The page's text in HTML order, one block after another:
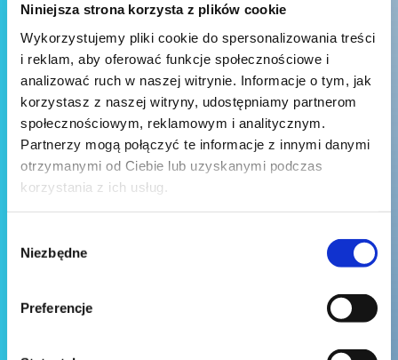
Niniejsza strona korzysta z plików cookie
Wykorzystujemy pliki cookie do spersonalizowania treści
i reklam, aby oferować funkcje społecznościowe i
analizować ruch w naszej witrynie. Informacje o tym, jak
korzystasz z naszej witryny, udostępniamy partnerom
społecznościowym, reklamowym i analitycznym.
Partnerzy mogą połączyć te informacje z innymi danymi
otrzymanymi od Ciebie lub uzyskanymi podczas
korzystania z ich usług.
zgody
Niezbędne
Preferencje
Wyślij wiadomość